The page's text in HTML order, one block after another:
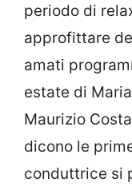
periodo di
approfittare
amati
estate di
Maurizio
dicono le
conduttrice si